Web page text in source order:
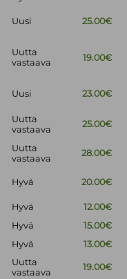
Uusi 25.00€
Uutta
vastaava
19.00€
Uusi 23.00€
Uutta
vastaava
25.00€
Uutta
vastaava
28.00€
Hyvä 20.00€
Hyvä
12.00€
Hyvä
15.00€
Hyvä 13.00€
Uutta
vastaava
19.00€